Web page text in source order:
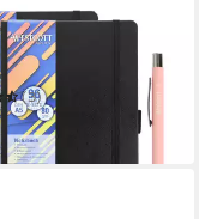
DIN A5 kariert
inkl. PRIMESOFT
80 g/m² FSC
(3)
bei dir